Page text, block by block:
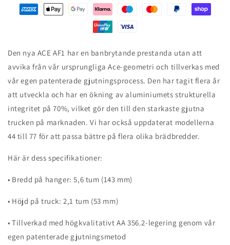
Den nya ACE AF1 har en banbrytande prestanda utan att
avvika från vår ursprungliga Ace-geometri och tillverkas med
vår egen patenterade gjutningsprocess. Den har tagit flera år
att utveckla och har en ökning av aluminiumets strukturella
integritet på 70%, vilket gör den till den starkaste gjutna
trucken på marknaden. Vi har också uppdaterat modellerna
44 till 77 för att passa bättre på flera olika brädbredder.
Här är dess specifikationer:
• Bredd på hanger: 5,6 tum (143 mm)
• Höjd på truck: 2,1 tum (53 mm)
• Tillverkad med högkvalitativt AA 356.2-legering genom vår
egen patenterade gjutningsmetod